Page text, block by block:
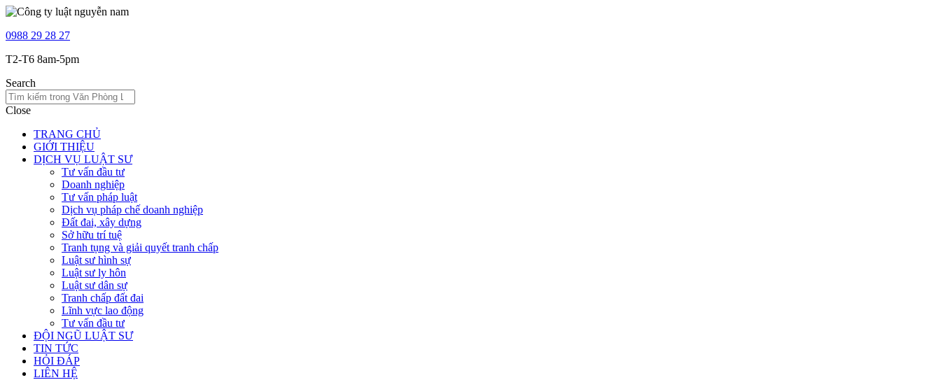
0988 29 28 27
T2-T6 8am-5pm
Search
Close
TRANG CHỦ
GIỚI THIỆU
DỊCH VỤ LUẬT SƯ
Tư vấn đầu tư
Doanh nghiệp
Tư vấn pháp luật
Dịch vụ pháp chế doanh nghiệp
Đất đai, xây dựng
Sở hữu trí tuệ
Tranh tụng và giải quyết tranh chấp
Luật sư hình sự
Luật sư ly hôn
Luật sư dân sự
Tranh chấp đất đai
Lĩnh vực lao động
Tư vấn đầu tư
ĐỘI NGŨ LUẬT SƯ
TIN TỨC
HỎI ĐÁP
LIÊN HỆ